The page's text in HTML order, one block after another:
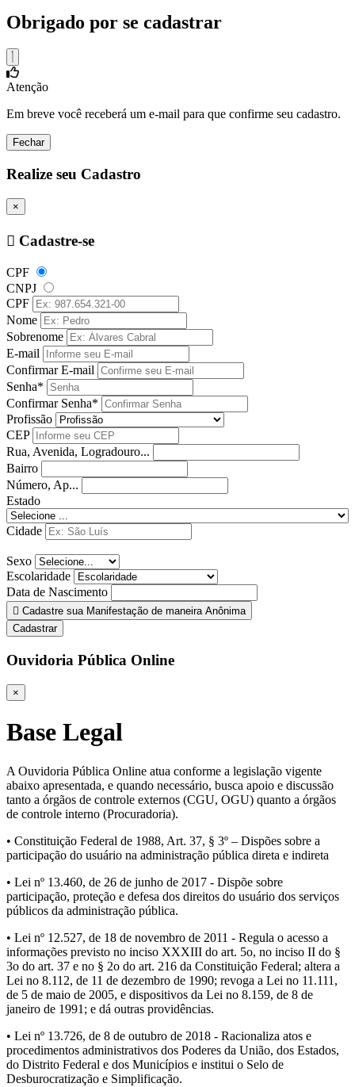
Obrigado por se cadastrar
Atenção
Em breve você receberá um e-mail para que confirme seu cadastro.
Fechar
Realize seu Cadastro
×
Cadastre-se
CPF
CNPJ
CPF
Nome
Sobrenome
E-mail
Confirmar E-mail
Senha*
Confirmar Senha*
Profissão
CEP
Rua, Avenida, Logradouro...
Bairro
Número, Ap...
Estado
Cidade
Sexo
Escolaridade
Data de Nascimento
Cadastre sua Manifestação de maneira Anônima
Cadastrar
Ouvidoria Pública Online
×
Base Legal
A Ouvidoria Pública Online atua conforme a legislação vigente
abaixo apresentada, e quando necessário, busca apoio e discussão
tanto a órgãos de controle externos (CGU, OGU) quanto a órgãos
de controle interno (Procuradoria).
• Constituição Federal de 1988, Art. 37, § 3º – Dispões sobre a
participação do usuário na administração pública direta e indireta
• Lei nº 13.460, de 26 de junho de 2017 - Dispõe sobre
participação, proteção e defesa dos direitos do usuário dos serviços
públicos da administração pública.
• Lei nº 12.527, de 18 de novembro de 2011 - Regula o acesso a
informações previsto no inciso XXXIII do art. 5o, no inciso II do §
3o do art. 37 e no § 2o do art. 216 da Constituição Federal; altera a
Lei no 8.112, de 11 de dezembro de 1990; revoga a Lei no 11.111,
de 5 de maio de 2005, e dispositivos da Lei no 8.159, de 8 de
janeiro de 1991; e dá outras providências.
• Lei nº 13.726, de 8 de outubro de 2018 - Racionaliza atos e
procedimentos administrativos dos Poderes da União, dos Estados,
do Distrito Federal e dos Municípios e institui o Selo de
Desburocratização e Simplificação.